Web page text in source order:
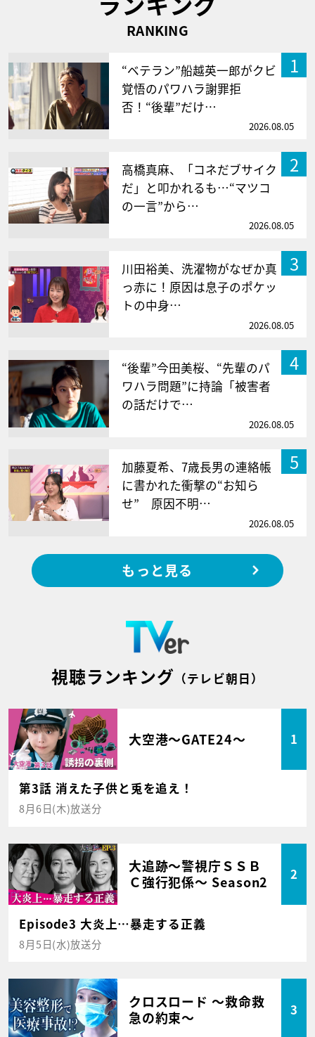
RANKING
1
“ベテラン”船越英一郎がクビ
覚悟のパワハラ謝罪拒
否！“後輩”だけ…
2026.08.05
2
高橋真麻、「コネだブサイク
だ」と叩かれるも…“マツコ
の一言”から…
2026.08.05
3
川田裕美、洗濯物がなぜか真
っ赤に！原因は息子のポケッ
トの中身…
2026.08.05
4
“後輩”今田美桜、“先輩のパ
ワハラ問題”に持論「被害者
の話だけで…
2026.08.05
5
加藤夏希、7歳長男の連絡帳
に書かれた衝撃の“お知ら
せ” 原因不明…
2026.08.05
もっと見る
視聴ランキング （テレビ朝日）
大空港～GATE24～ 1
第3話 消えた子供と兎を追え！
8月6日(木)放送分
大追跡～警視庁ＳＳＢ
Ｃ強行犯係～ Season2
2
Episode3 大炎上…暴走する正義
8月5日(水)放送分
クロスロード ～救命救
急の約束～
3